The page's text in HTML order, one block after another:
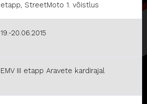
etapp, StreetMoto 1. võistlus
19.-20.06.2015
EMV III etapp Aravete kardirajal